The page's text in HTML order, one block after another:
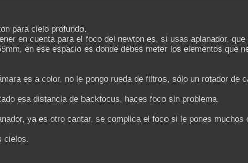
para cielo profundo.
en cuenta para el foco del newton es, si usas aplanador,
en ese espacio es donde debes meter los elementos que
es a color, no le pongo rueda de filtros, sólo un rotador de
esa distancia de backfocus, haces foco sin problema.
ya es otro cantar, se complica el foco si le pones muchos
cielos.